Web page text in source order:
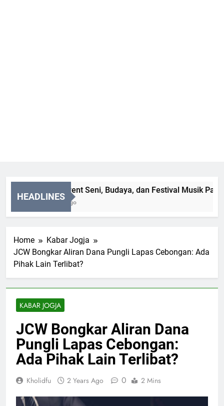
HEADLINES
Daftar Event Seni, Budaya, dan Festival Musik
2 Months Ago
Home
Kabar Jogja
JCW Bongkar Aliran Dana Pungli Lapas Cebongan: Ada
Pihak Lain Terlibat?
KABAR JOGJA
JCW Bongkar Aliran Dana
Pungli Lapas Cebongan:
Ada Pihak Lain Terlibat?
Kholidfu 2 Years Ago 0 2 Mins